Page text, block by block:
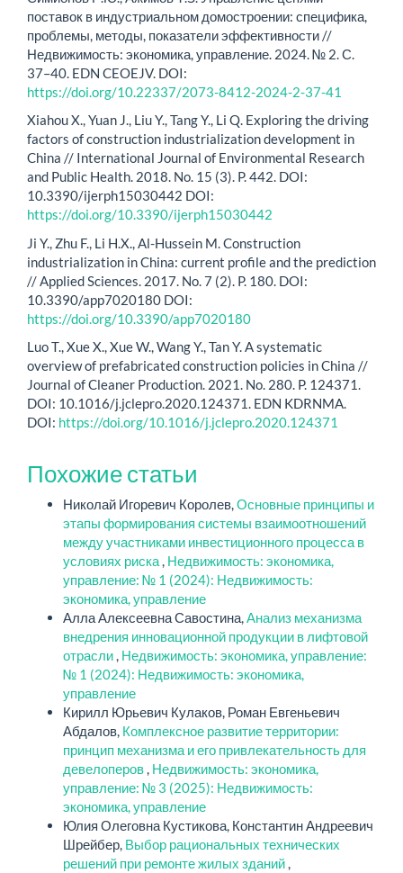
поставок в индустриальном домостроении: специфика,
проблемы, методы, показатели эффективности //
Недвижимость: экономика, управление. 2024. № 2. С.
37–40. EDN CEOEJV. DOI:
https://doi.org/10.22337/2073-8412-2024-2-37-41
Xiahou X., Yuan J., Liu Y., Tang Y., Li Q. Exploring the driving
factors of construction industrialization development in
China // International Journal of Environmental Research
and Public Health. 2018. No. 15 (3). P. 442. DOI:
10.3390/ijerph15030442 DOI:
https://doi.org/10.3390/ijerph15030442
Ji Y., Zhu F., Li H.X., Al-Hussein M. Construction
industrialization in China: current profile and the prediction
// Applied Sciences. 2017. No. 7 (2). P. 180. DOI:
10.3390/app7020180 DOI:
https://doi.org/10.3390/app7020180
Luo T., Xue X., Xue W., Wang Y., Tan Y. A systematic
overview of prefabricated construction policies in China //
Journal of Cleaner Production. 2021. No. 280. P. 124371.
DOI: 10.1016/j.jclepro.2020.124371. EDN KDRNMA.
DOI: https://doi.org/10.1016/j.jclepro.2020.124371
Похожие статьи
Николай Игоревич Королев,Основные принципы и
этапы формирования системы взаимоотношений
между участниками инвестиционного процесса в
условиях риска, Недвижимость: экономика,
управление: № 1 (2024): Недвижимость:
экономика, управление
Алла Алексеевна Савостина,Анализ механизма
внедрения инновационной продукции в лифтовой
отрасли, Недвижимость: экономика, управление:
№ 1 (2024): Недвижимость: экономика,
управление
Кирилл Юрьевич Кулаков, Роман Евгеньевич
Абдалов, Комплексное развитие территории:
принцип механизма и его привлекательность для
девелоперов, Недвижимость: экономика,
управление: № 3 (2025): Недвижимость:
экономика, управление
Юлия Олеговна Кустикова, Константин Андреевич
Шрейбер, Выбор рациональных технических
решений при ремонте жилых зданий,